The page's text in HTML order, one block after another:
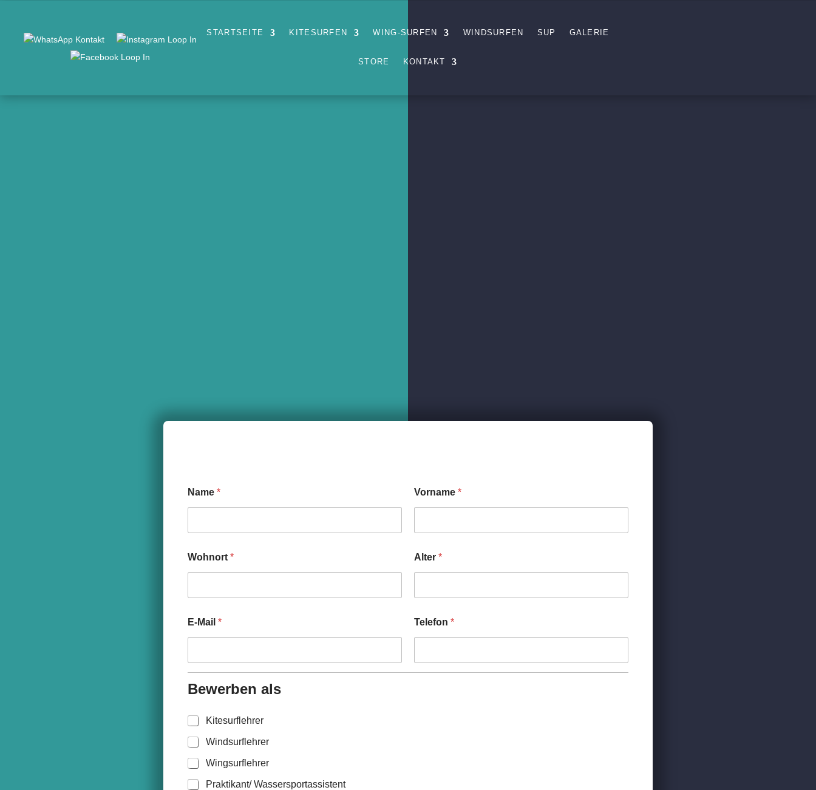
STARTSEITE KITESURFEN WING-SURFEN WINDSURFEN SUP GALERIE
STORE KONTAKT
Name* Vorname *
Wohnort* Alter *
E-Mail* Telefon *
Bewerben als
Kitesurflehrer
Windsurflehrer
Wingsurflehrer
Praktikant/ Wassersportassistent